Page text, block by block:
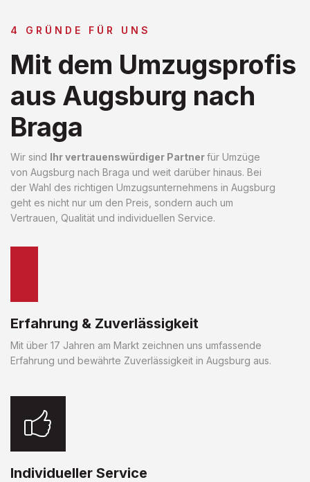
4 GRÜNDE FÜR UNS
Mit dem Umzugsprofis
aus Augsburg nach
Braga
Wir sind Ihr vertrauenswürdiger Partnerfür Umzüge
von Augsburg nach Braga und weit darüber hinaus. Bei
der Wahl des richtigen Umzugsunternehmens in Augsburg
geht es nicht nur um den Preis, sondern auch um
Vertrauen, Qualität und individuellen Service.
Erfahrung & Zuverlässigkeit
Mit über 17 Jahren am Markt zeichnen uns umfassende
Erfahrung und bewährte Zuverlässigkeit in Augsburg aus.
Individueller Service